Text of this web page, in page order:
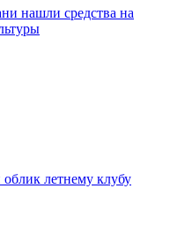
нашли средства на
летнему клубу